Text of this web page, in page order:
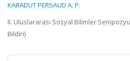
KARADUT PERSAUD A. P.
II. Uluslararası Sosyal Bilimler
Bildiri)